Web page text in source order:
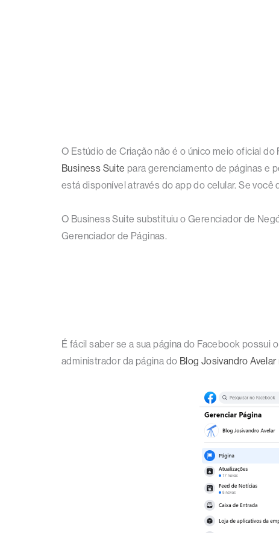
O Estúdio de Criação não é o único meio oficial
Business Suite para gerenciamento de páginas e
está disponível através do app do celular. Se
O Business Suite substituiu o Gerenciador de
Gerenciador de Páginas.
É fácil saber se a sua página do Facebook possui
administrador da página do Blog Josivandro Avelar